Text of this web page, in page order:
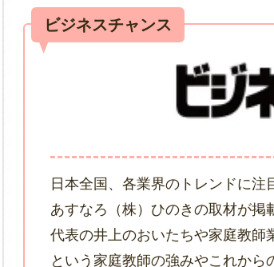
日本全国、各業界のトレンドに
あすなろ（株）ひのきの取材が掲
代表の井上のおいたちや家庭教師
という家庭教師の強みやこれか